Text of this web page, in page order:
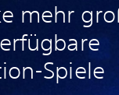
mehr
Spiele